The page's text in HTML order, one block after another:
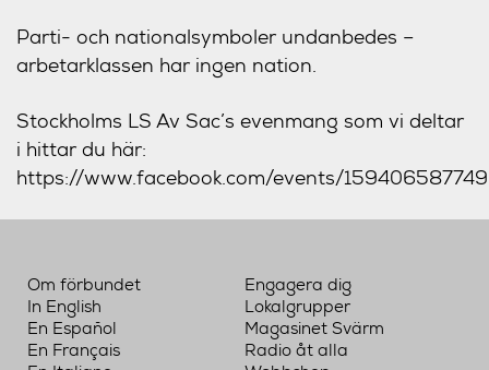
Parti- och nationalsymboler undanbedes –
arbetarklassen har ingen nation.
Stockholms LS Av Sac’s evenmang som vi deltar
i hittar du här:
https://www.facebook.com/events/
Om förbundet
In English
En Español
En Français
Engagera dig
Lokalgrupper
Magasinet Svärm
Radio åt alla